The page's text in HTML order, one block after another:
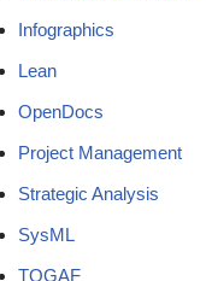
Infographics
Lean
OpenDocs
Project Management
Strategic Analysis
SysML
TOGAF